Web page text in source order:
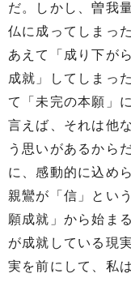
だ。しかし、曽我
仏に成ってしまっ
あえて「成り下が
成就」してしまっ
て「未完の本願」
言えば、それは他
う思いがあるから
に、感動的に込め
親鸞が「信」とい
願成就」から始ま
が成就している現
実を前にして、私